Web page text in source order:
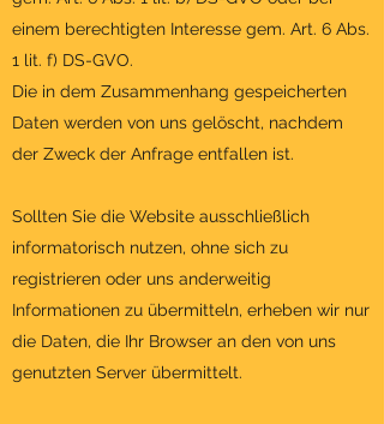
einem berechtigten Interesse gem. Art. 6 Abs.
1 lit. f) DS-GVO.
Die in dem Zusammenhang gespeicherten
Daten werden von uns gelöscht, nachdem
der Zweck der Anfrage entfallen ist.
Sollten Sie die Website ausschließlich
informatorisch nutzen, ohne sich zu
registrieren oder uns anderweitig
Informationen zu übermitteln, erheben wir nur
die Daten, die Ihr Browser an den von uns
genutzten Server übermittelt.